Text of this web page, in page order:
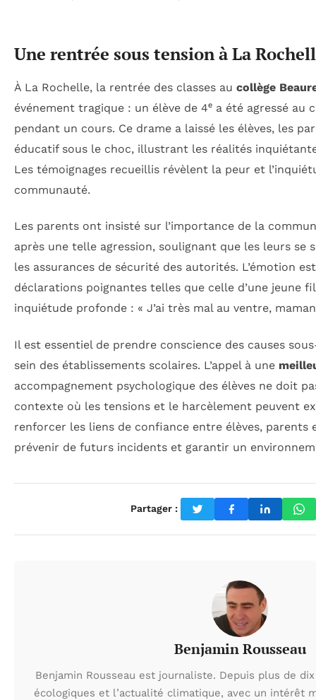
Une rentrée sous tension à La
À La Rochelle, la rentrée des classes au collège
événement tragique : un élève de 4ᵉ a été agressé au
pendant un cours. Ce drame a laissé les élèves, les
éducatif sous le choc, illustrant les réalités
Les témoignages recueillis révèlent la peur et
communauté.
Les parents ont insisté sur l’importance de la
après une telle agression, soulignant que les leurs se
les assurances de sécurité des autorités. L’émotion
déclarations poignantes telles que celle d’une jeune
inquiétude profonde : « J’ai très mal au ventre,
Il est essentiel de prendre conscience des causes
sein des établissements scolaires. L’appel à une
accompagnement psychologique des élèves ne doit
contexte où les tensions et le harcèlement peuvent
renforcer les liens de confiance entre élèves, parents
prévenir de futurs incidents et garantir un
Partager :
Benjamin Rousseau
Benjamin Rousseau est journaliste. Depuis plus de
écologiques et l’actualité climatique, avec un intérêt